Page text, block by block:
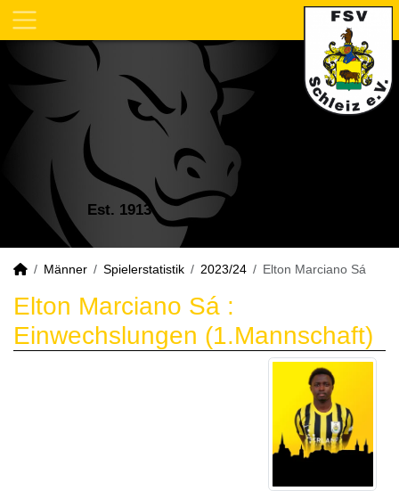
Est. 1913
Männer Spielerstatistik 2023/24 Elton Marciano Sá
Elton Marciano Sá :
Einwechslungen (1.Mannschaft)